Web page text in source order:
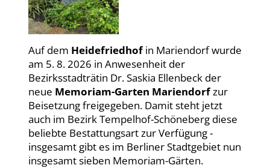
Auf dem Heidefriedhofin Mariendorf wurde
am 5. 8. 2026 in Anwesenheit der
Bezirksstadträtin Dr. Saskia Ellenbeck der
neue Memoriam-Garten Mariendorfzur
Beisetzung freigegeben. Damit steht jetzt
auch im Bezirk Tempelhof-Schöneberg diese
beliebte Bestattungsart zur Verfügung -
insgesamt gibt es im Berliner Stadtgebiet nun
insgesamt sieben Memoriam-Gärten.